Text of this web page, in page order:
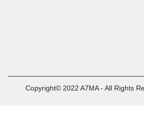
Copyright© 2022 A7MA - All Rights